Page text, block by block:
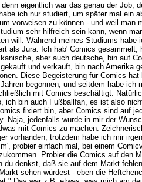
denn eigentlich war das genau der Job,
ich nur studiert, um später mal ein
vorweisen zu können - und weil man
sehr hilfreich sein kann, wenn
will. Während meines Studiums habe
als Jura. Ich hab' Comics gesammelt,
aber auch deutsche, bin auf
gekauft und verkauft, bin nach Amerika
Diese Begeisterung für Comics hat
begonnen, und seitdem habe ich
mit Comics beschäftigt.
ich bin auch Fußballfan, es ist also
fixiert bin, aber Comics sind auf
Naja, jedenfalls wurde in mir der
mit Comics zu machen.
vorhanden, trotzdem habe ich mir
probier einfach mal, bei einem
Probier die Comics auf den
du denkst, daß sie auf dem Markt
sehen würdest - eben die